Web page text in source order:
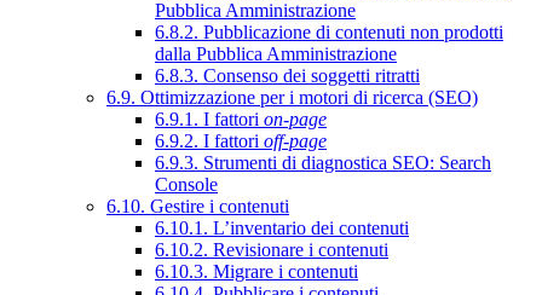
Pubblica Amministrazione
6.8.2. Pubblicazione di contenuti non prodotti
dalla Pubblica Amministrazione
6.8.3. Consenso dei soggetti ritratti
6.9. Ottimizzazione per i motori di ricerca (SEO)
6.9.1. I fattori on-page
6.9.2. I fattori off-page
6.9.3. Strumenti di diagnostica SEO: Search
Console
6.10. Gestire i contenuti
6.10.1. L’inventario dei contenuti
6.10.2. Revisionare i contenuti
6.10.3. Migrare i contenuti